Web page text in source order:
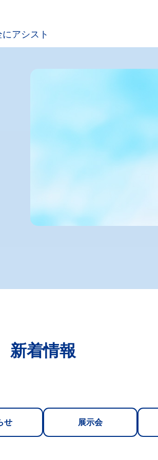
アシスト
新着情報
せ 展示会